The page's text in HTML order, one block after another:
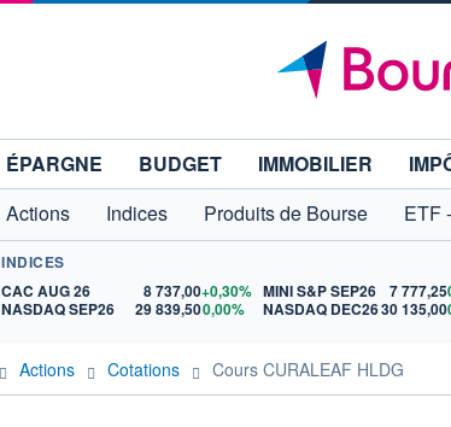
ÉPARGNE BUDGET IMMOBILIER
Actions Indices Produits de Bourse ETF
INDICES
CAC AUG 26
8 737,00+0,30%
NASDAQ SEP26
29 839,500,00%
MINI S&P SEP26 7 777,25
NASDAQ DEC2630 135,00
Actions Cotations Cours CURALEAF HLDG